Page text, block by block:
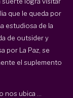
que le queda por
estudiosa de la
de outsider y
por La Paz, se
el suplemento
ubica ...